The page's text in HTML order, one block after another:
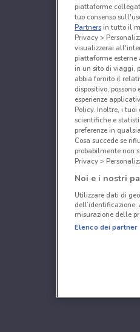
piattaforme
tuo consenso
Partnersin tutto il
Privacy >
visualizzerai
piattaforme esterne
in un sito di viaggi,
abbia fornito il
dispositivo,
esperienze
Policy. Inoltre, i tuoi
scientifiche e
preferenze in
Cosa succede se
probabilmente non
Privacy >
Noi e i nostri
Utilizzare dati di
misurazione delle
Elenco dei partner